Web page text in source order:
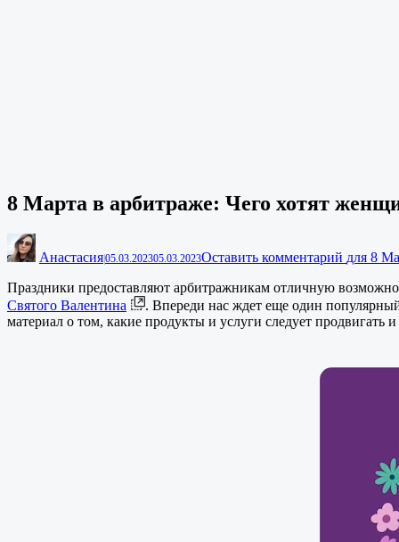
8 Марта в арбитраже: Чего хотят
Анастасия05.03.202305.03.2023Оставить комментарий для 8
Праздники предоставляют арбитражникам отличную
Святого Валентина
. Впереди нас ждет еще один
материал о том, какие продукты и услуги следует продвигать